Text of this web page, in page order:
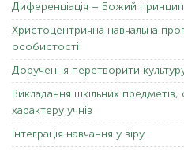
Диференціація – Божий принцип
Христоцентрична навчальна
особистості
Доручення перетворити
Викладання шкільних
характеру учнів
Інтеграція навчання у віру